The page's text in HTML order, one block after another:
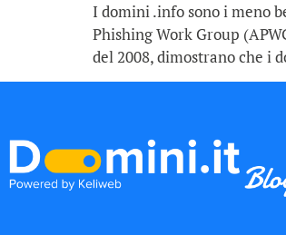
I domini .info sono i meno
Phishing Work Group
del 2008, dimostrano che i